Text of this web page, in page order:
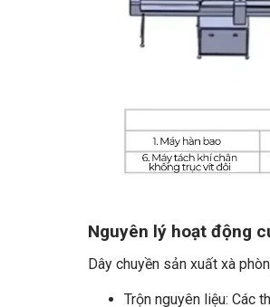
Nguyên lý hoạt động
Dây chuyền sản xuất xà
Trộn nguyên liệu: Các